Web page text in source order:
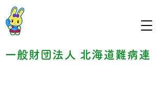
一般財団法人 北海道難病連